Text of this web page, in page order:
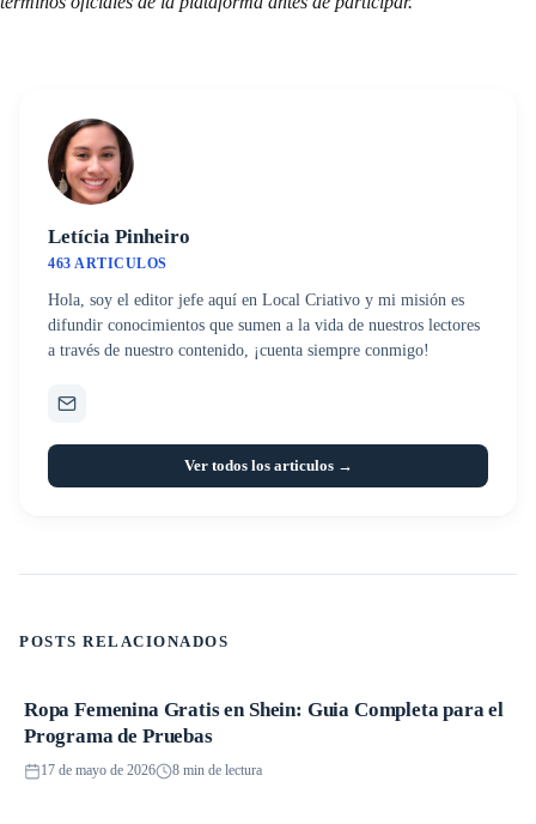
Letícia Pinheiro
463 ARTICULOS
Hola, soy el editor jefe aquí en Local Criativo y mi misión es
difundir conocimientos que sumen a la vida de nuestros lectores
a través de nuestro contenido, ¡cuenta siempre conmigo!
Ver todos los articulos →
POSTS RELACIONADOS
Promociones
Ropa Femenina Gratis en Shein: Guia Completa para el
Programa de Pruebas
17 de mayo de 2026 8 min de lectura